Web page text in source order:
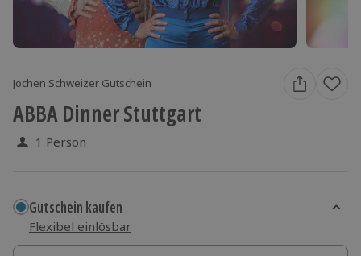
Jochen Schweizer Gutschein
ABBA Dinner Stuttgart
1 Person
Gutschein kaufen
Flexibel einlösbar
1 Gutschein